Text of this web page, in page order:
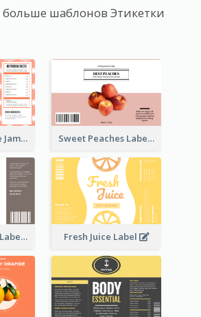
шаблонов Этикетки
Farmer's Recipe Jam Label Sweet Peaches Label
Organic Butter Label Fresh Juice Label